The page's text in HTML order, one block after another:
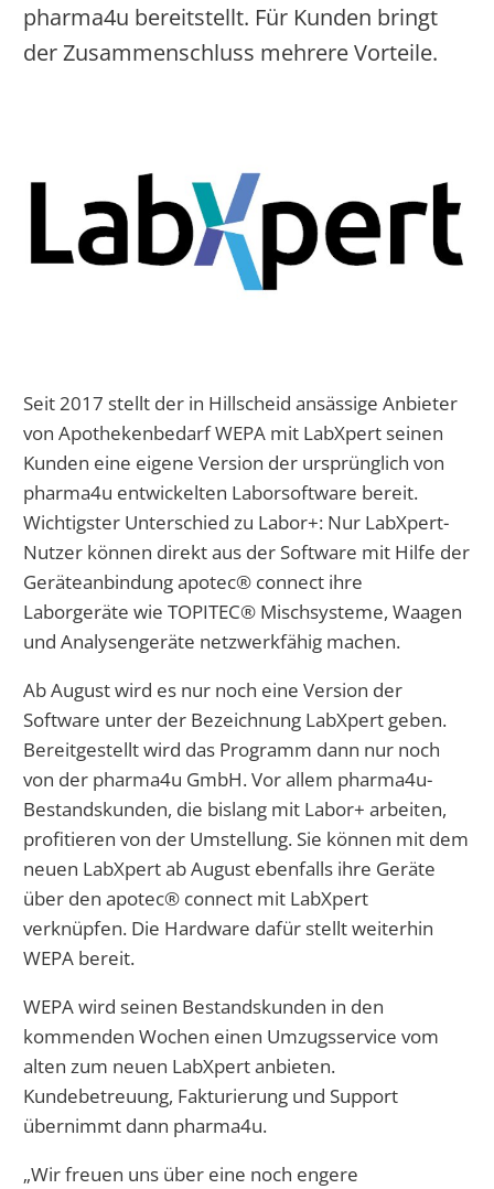
pharma4u bereitstellt. Für Kunden bringt
der Zusammenschluss mehrere Vorteile.
Seit 2017 stellt der in Hillscheid ansässige Anbieter
von Apothekenbedarf WEPA mit LabXpert seinen
Kunden eine eigene Version der ursprünglich von
pharma4u entwickelten Laborsoftware bereit.
Wichtigster Unterschied zu Labor+: Nur LabXpert-
Nutzer können direkt aus der Software mit Hilfe der
Geräteanbindung apotec® connect ihre
Laborgeräte wie TOPITEC® Mischsysteme, Waagen
und Analysengeräte netzwerkfähig machen.
Ab August wird es nur noch eine Version der
Software unter der Bezeichnung LabXpert geben.
Bereitgestellt wird das Programm dann nur noch
von der pharma4u GmbH. Vor allem pharma4u-
Bestandskunden, die bislang mit Labor+ arbeiten,
profitieren von der Umstellung. Sie können mit dem
neuen LabXpert ab August ebenfalls ihre Geräte
über den apotec® connect mit LabXpert
verknüpfen. Die Hardware dafür stellt weiterhin
WEPA bereit.
WEPA wird seinen Bestandskunden in den
kommenden Wochen einen Umzugsservice vom
alten zum neuen LabXpert anbieten.
Kundebetreuung, Fakturierung und Support
übernimmt dann pharma4u.
„Wir freuen uns über eine noch engere